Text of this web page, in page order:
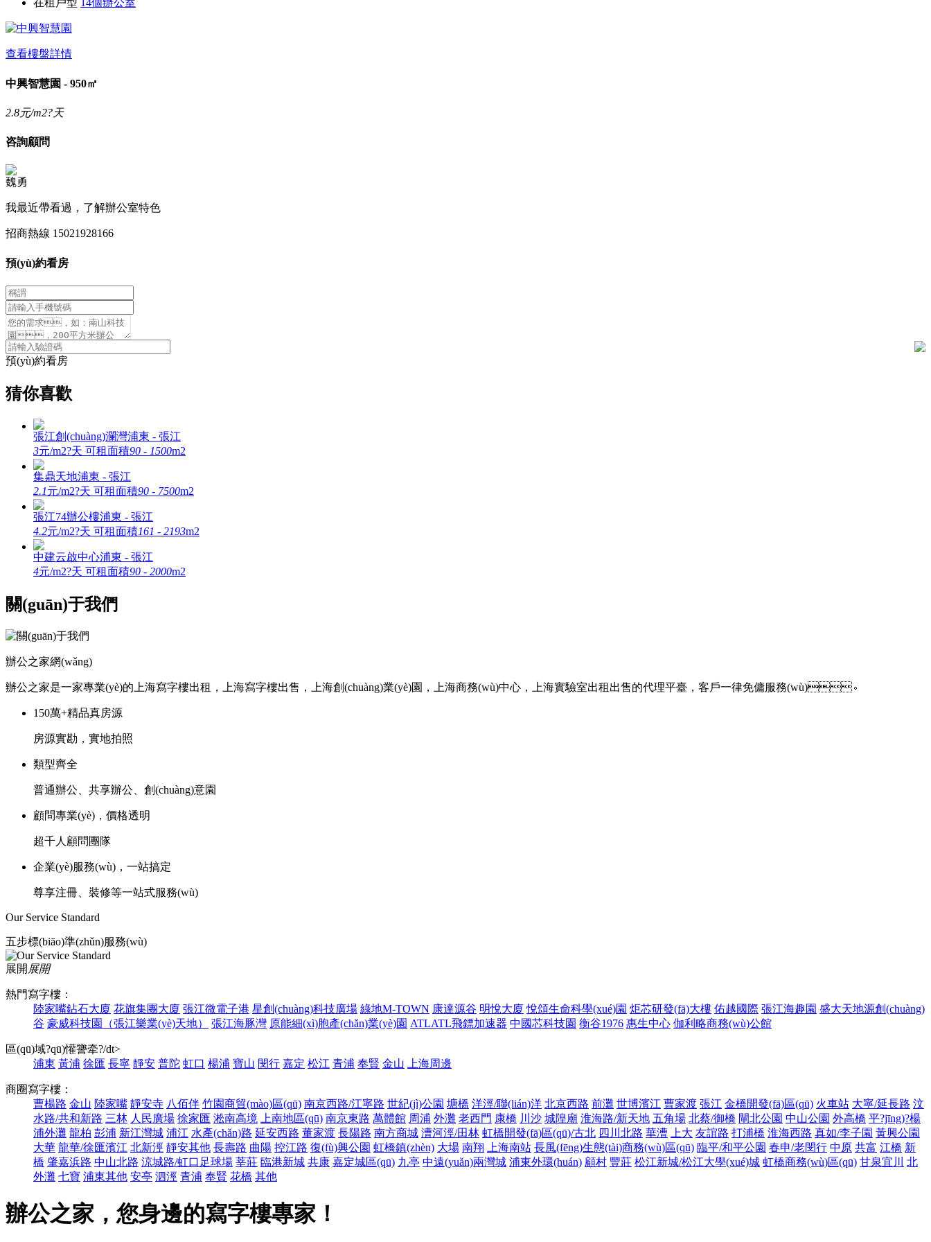
在租戶型 14個辦公室
查看樓盤詳情
中興智慧園 - 950㎡
2.8元/m2?天
咨詢顧問
魏勇
我最近帶看過，了解辦公室特色
招商熱線 15021928166
預(yù)約看房
預(yù)約看房
猜你喜歡
張江創(chuàng)瀾灣浦東 - 張江
3元/m2?天 可租面積90 - 1500m2
集鼎天地浦東 - 張江
2.1元/m2?天 可租面積90 - 7500m2
張江74辦公樓浦東 - 張江
4.2元/m2?天 可租面積161 - 2193m2
中建云啟中心浦東 - 張江
4元/m2?天 可租面積90 - 2000m2
關(guān)于我們
辦公之家網(wǎng)
辦公之家是一家專業(yè)的上海寫字樓出租，上海寫字樓出售，上海創(chuàng)業(yè)園，上海商務(wù)中心，上海實驗室出租出售的代理平臺，客戶一律免傭服務(wù)。
150萬+精品真房源
房源實勘，實地拍照
類型齊全
普通辦公、共享辦公、創(chuàng)意園
顧問專業(yè)，價格透明
超千人顧問團隊
企業(yè)服務(wù)，一站搞定
尊享注冊、裝修等一站式服務(wù)
Our Service Standard
五步標(biāo)準(zhǔn)服務(wù)
展開 展開
熱門寫字樓：
陸家嘴鉆石大廈 花旗集團大廈 張江微電子港 星創(chuàng)科技廣場 綠地M-TOWN 康達源谷 明悅大廈 悅頌生命科學(xué)園 炬芯研發(fā)大樓 佑越國際 張江海趣園 盛大天地源創(chuàng)
谷 豪威科技園（張江樂業(yè)天地） 張江海豚灣 原能細(xì)胞產(chǎn)業(yè)園 ATLATL飛鏢加速器 中國芯科技園 衡谷1976 惠生中心 伽利略商務(wù)公館
區(qū)域?qū)懽謽牵?/dt>
浦東 黃浦 徐匯 長寧 靜安 普陀 虹口 楊浦 寶山 閔行 嘉定 松江 青浦 奉賢 金山 上海周邊
商圈寫字樓：
曹楊路 金山 陸家嘴 靜安寺 八佰伴 竹園商貿(mào)區(qū) 南京西路/江寧路 世紀(jì)公園 塘橋 洋涇/聯(lián)洋 北京西路 前灘 世博濱江 曹家渡 張江 金橋開發(fā)區(qū) 火車站 大寧/延長路 汶
水路/共和新路 三林 人民廣場 徐家匯 淞南高境 上南地區(qū) 南京東路 萬體館 周浦 外灘 老西門 康橋 川沙 城隍廟 淮海路/新天地 五角場 北蔡/御橋 閘北公園 中山公園 外高橋 平?jīng)?楊
浦外灘 龍柏 彭浦 新江灣城 浦江 水產(chǎn)路 延安西路 董家渡 長陽路 南方商城 漕河涇/田林 虹橋開發(fā)區(qū)/古北 四川北路 華漕 上大 友誼路 打浦橋 淮海西路 真如/李子園 黃興公園
大華 龍華/徐匯濱江 北新涇 靜安其他 長壽路 曲陽 控江路 復(fù)興公園 虹橋鎮(zhèn) 大場 南翔 上海南站 長風(fēng)生態(tài)商務(wù)區(qū) 臨平/和平公園 春申/老閔行 中原 共富 江橋 新
橋 肇嘉浜路 中山北路 涼城路/虹口足球場 莘莊 臨港新城 共康 嘉定城區(qū) 九亭 中遠(yuǎn)兩灣城 浦東外環(huán) 顧村 豐莊 松江新城/松江大學(xué)城 虹橋商務(wù)區(qū) 甘泉宜川
北
外灘 七寶 浦東其他 安亭 泗涇 青浦 奉賢 花橋 其他
辦公之家，您身邊的寫字樓專家！